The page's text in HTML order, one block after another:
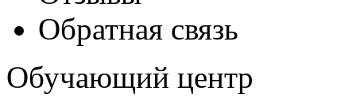
Обратная связь
Обучающий центр